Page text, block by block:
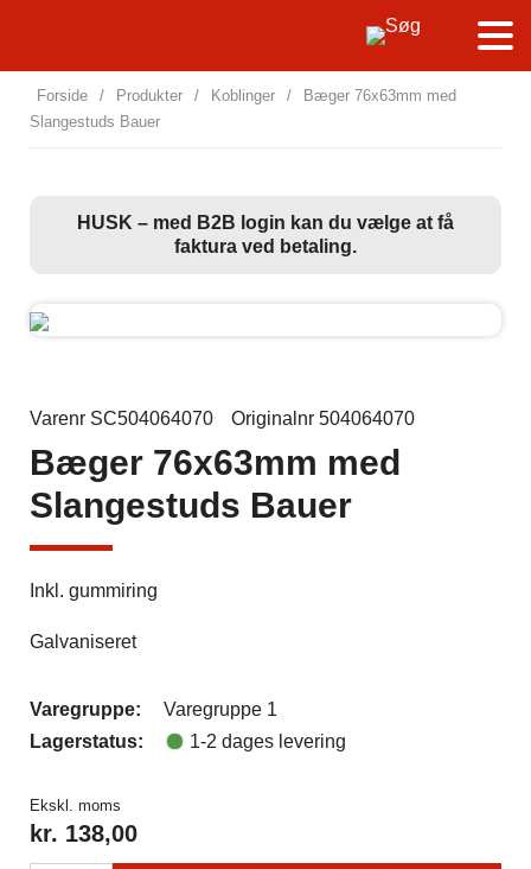
Forside / Produkter / Koblinger /
Bæger 76x63mm med
Slangestuds Bauer
HUSK – med B2B login kan du vælge at få
faktura ved betaling.
Varenr SC504064070 Originalnr 504064070
Bæger 76x63mm med
Slangestuds Bauer
Inkl. gummiring
Galvaniseret
Varegruppe:
Varegruppe 1
Lagerstatus:
1-2 dages levering
Ekskl. moms
kr. 138,00